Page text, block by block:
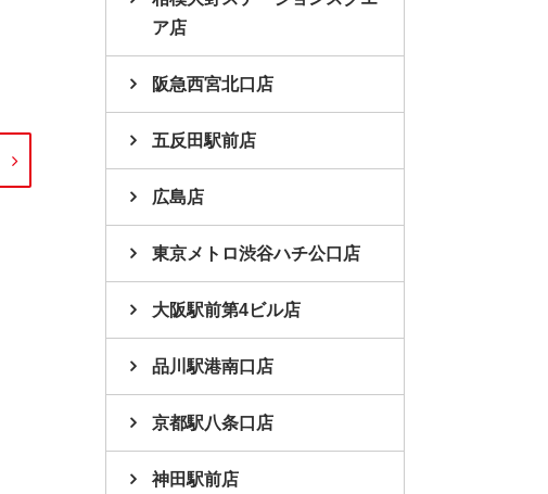
ア店
阪急西宮北口店
五反田駅前店
広島店
東京メトロ渋谷ハチ公口店
大阪駅前第4ビル店
品川駅港南口店
京都駅八条口店
神田駅前店